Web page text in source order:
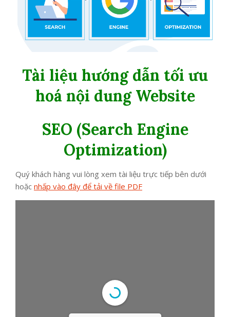
Tài liệu hướng dẫn tối ưu
hoá nội dung Website
SEO (Search Engine
Optimization)
Quý khách hàng vui lòng xem tài liệu trực tiếp bên dưới
hoặc nhấp vào đây để tải về file PDF